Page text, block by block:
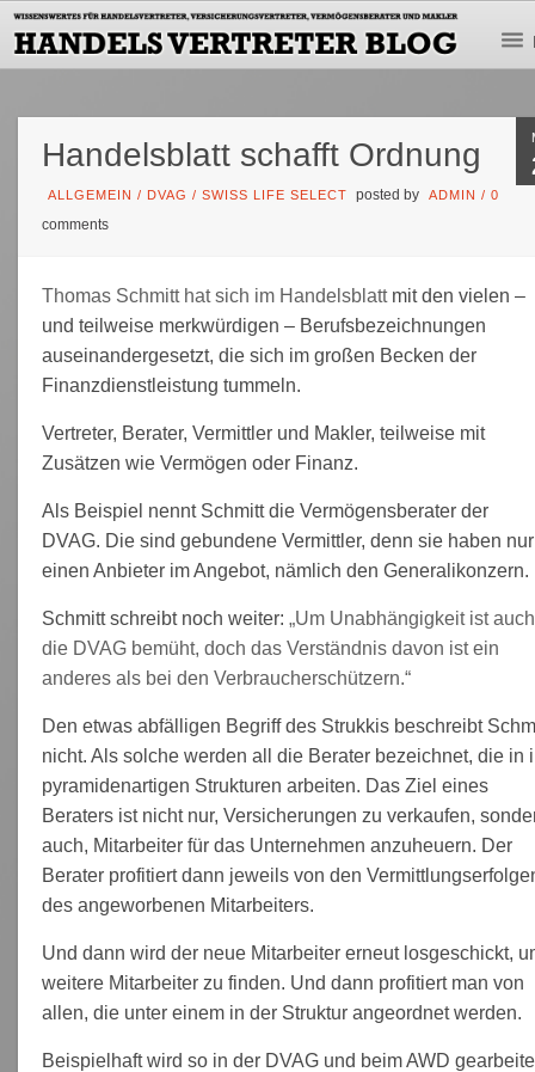
Handelsblatt schafft Ordnung
ALLGEMEIN / DVAG /SWISS LIFE SELECT posted by ADMIN /0
comments
Thomas Schmitt hat sich im Handelsblatt mit den vielen –
und teilweise merkwürdigen – Berufsbezeichnungen
auseinandergesetzt, die sich im großen Becken der
Finanzdienstleistung tummeln.
Vertreter, Berater, Vermittler und Makler, teilweise mit
Zusätzen wie Vermögen oder Finanz.
Als Beispiel nennt Schmitt die Vermögensberater der
DVAG. Die sind gebundene Vermittler, denn sie haben nur
einen Anbieter im Angebot, nämlich den Generalikonzern.
Schmitt schreibt noch weiter: „Um Unabhängigkeit ist auch
die DVAG bemüht, doch das Verständnis davon ist ein
anderes als bei den Verbraucherschützern.“
Den etwas abfälligen Begriff des Strukkis beschreibt
nicht. Als solche werden all die Berater bezeichnet, die in
pyramidenartigen Strukturen arbeiten. Das Ziel eines
Beraters ist nicht nur, Versicherungen zu verkaufen,
auch, Mitarbeiter für das Unternehmen anzuheuern. Der
Berater profitiert dann jeweils von den
des angeworbenen Mitarbeiters.
Und dann wird der neue Mitarbeiter erneut losgeschickt,
weitere Mitarbeiter zu finden. Und dann profitiert man von
allen, die unter einem in der Struktur angeordnet werden.
Beispielhaft wird so in der DVAG und beim AWD